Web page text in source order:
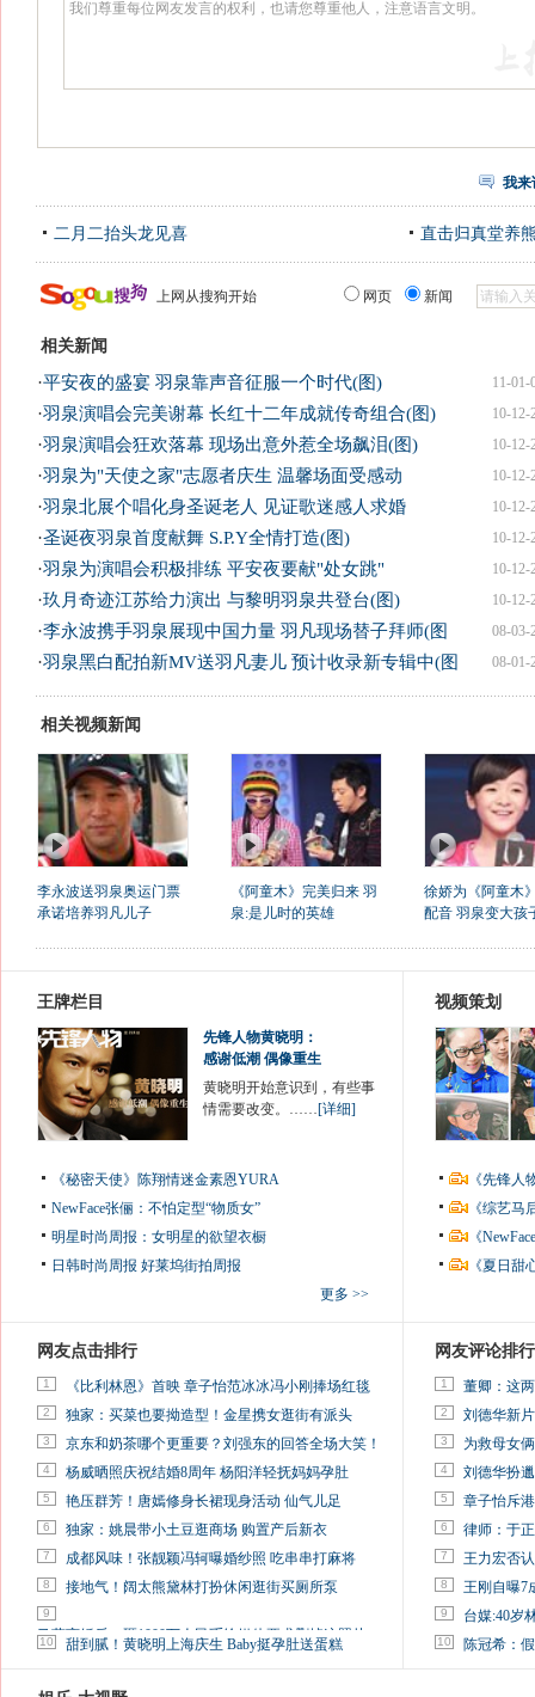
我来
二月二抬头龙见喜 直击归真堂养
上网从搜狗开始 网页 新闻
相关新闻
11-01-
·平安夜的盛宴 羽泉靠声音征服一个时代(图)
10-12-
·羽泉演唱会完美谢幕 长红十二年成就传奇组合(图)
10-12-
·羽泉演唱会狂欢落幕 现场出意外惹全场飙泪(图)
10-12-
·羽泉为"天使之家"志愿者庆生 温馨场面受感动
10-12-
·羽泉北展个唱化身圣诞老人 见证歌迷感人求婚
10-12-
·圣诞夜羽泉首度献舞 S.P.Y全情打造(图)
10-12-
·羽泉为演唱会积极排练 平安夜要献"处女跳"
10-12-
·玖月奇迹江苏给力演出 与黎明羽泉共登台(图)
08-03-
·李永波携手羽泉展现中国力量 羽凡现场替子拜师(图
08-01-
·羽泉黑白配拍新MV送羽凡妻儿 预计收录新专辑中(图
相关视频新闻
李永波送羽泉奥运门票
承诺培养羽凡儿子
《阿童木》完美归来 羽
泉:是儿时的英雄
徐娇为《阿童木
配音 羽泉变大孩
王牌栏目
先锋人物黄晓明：
感谢低潮 偶像重生
黄晓明开始意识到，有些事
情需要改变。……[详细]
《秘密天使》陈翔情迷金素恩YURA
NewFace张俪：不怕定型“物质女”
明星时尚周报：女明星的欲望衣橱
日韩时尚周报 好莱坞街拍周报
更多 >>
视频策划
《先锋
《综艺
《
《夏日
网友点击排行
1 《比利林恩》首映 章子怡范冰冰冯小刚捧场红毯
2 独家：买菜也要拗造型！金星携女逛街有派头
3 京东和奶茶哪个更重要？刘强东的回答全场大笑！
4 杨威晒照庆祝结婚8周年 杨阳洋轻抚妈妈孕肚
5 艳压群芳！唐嫣修身长裙现身活动 仙气儿足
6 独家：姚晨带小土豆逛商场 购置产后新衣
7 成都风味！张靓颖冯轲曝婚纱照 吃串串打麻将
8 接地气！阔太熊黛林打扮休闲逛街买厕所泵
9
马蓉离婚后，砸1000万人民币给媒体要求删掉这照片
10 甜到腻！黄晓明上海庆生 Baby挺孕肚送蛋糕
网友评论排行
1 董卿：这
2 刘德华新
3 为救母女
4 刘德华扮
5 章子怡斥
6 律师：于
7 王力宏否
8 王刚自曝7
9 台媒:40岁
10 陈冠希：